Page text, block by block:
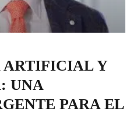
Y
UNA
PARA EL